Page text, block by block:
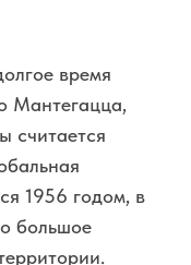
время
Мантегацца,
считается
1956 годом, в
большое